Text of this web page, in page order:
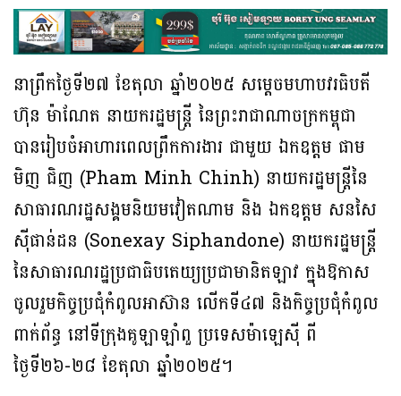
នាព្រឹកថ្ងៃទី២៧ ខែតុលា ឆ្នាំ២០២៥ សម្តេចមហាបវរធិបតី
ហ៊ុន ម៉ាណែត នាយករដ្ឋមន្រ្តី នៃព្រះរាជាណាចក្រកម្ពុជា
បានរៀបចំអាហារពេលព្រឹកការងារ ជាមួយ ឯកឧត្តម ផាម
មិញ ជិញ (Pham Minh Chinh) នាយករដ្ឋមន្រ្តីនៃ
សាធារណរដ្ឋសង្គមនិយមវៀតណាម និង ឯកឧត្តម សនសៃ
ស៊ីផាន់ដន (Sonexay Siphandone) នាយករដ្ឋមន្រ្តី
នៃសាធារណរដ្ឋប្រជាធិបតេយ្យប្រជាមានិតឡាវ ក្នុងឱកាស
ចូលរួមកិច្ចប្រជុំកំពូលអាស៊ាន លើកទី៤៧ និងកិច្ចប្រជុំកំពូល
ពាក់ព័ន្ធ នៅទីក្រុងគូឡាឡាំពួ ប្រទេសម៉ាឡេស៊ី ពី
ថ្ងៃទី២៦-២៨ ខែតុលា ឆ្នាំ២០២៥។